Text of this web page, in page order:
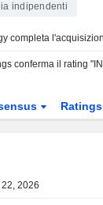
indipendenti
Ratings
2026